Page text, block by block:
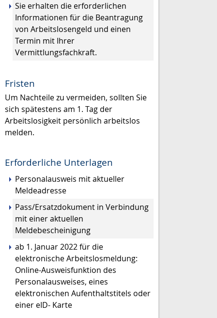
Sie erhalten die erforderlichen
Informationen für die Beantragung
von Arbeitslosengeld und einen
Termin mit Ihrer
Vermittlungsfachkraft.
Fristen
Um Nachteile zu vermeiden, sollten Sie
sich spätestens am 1. Tag der
Arbeitslosigkeit persönlich arbeitslos
melden.
Erforderliche Unterlagen
Personalausweis mit aktueller
Meldeadresse
Pass/Ersatzdokument in Verbindung
mit einer aktuellen
Meldebescheinigung
ab 1. Januar 2022 für die
elektronische Arbeitslosmeldung:
Online-Ausweisfunktion des
Personalausweises, eines
elektronischen Aufenthaltstitels oder
einer eID- Karte